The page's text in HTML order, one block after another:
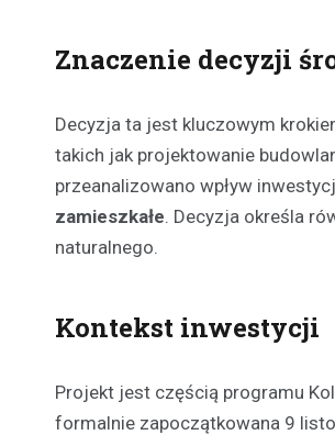
Znaczenie decyzji
Decyzja ta jest kluczowym
takich jak projektowanie
przeanalizowano wpływ
zamieszkałe. Decyzja określa
naturalnego.
Kontekst inwestycji
Projekt jest częścią programu
formalnie zapoczątkowana 9